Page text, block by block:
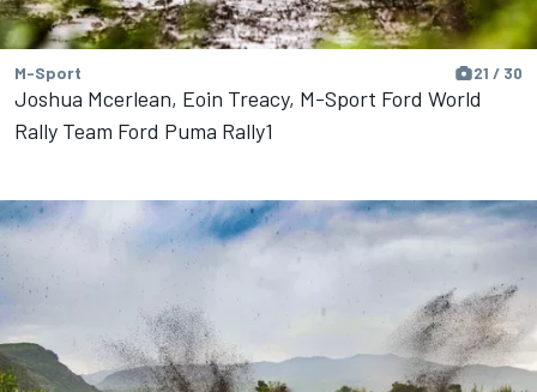
M-Sport 21 / 30
Joshua Mcerlean, Eoin Treacy, M-Sport Ford World
Rally Team Ford Puma Rally1